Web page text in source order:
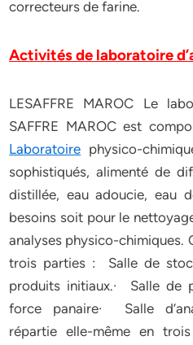
correcteurs de farine.
Activités de laboratoire
LESAFFRE MAROC Le
SAFFRE MAROC est
Laboratoire physico-
sophistiqués, alimenté de
distillée, eau adoucie, eau
besoins soit pour le
analyses physico-chimiques.
trois parties : Salle de
produits initiaux.· Salle de
force panaire· Salle
répartie elle-même en